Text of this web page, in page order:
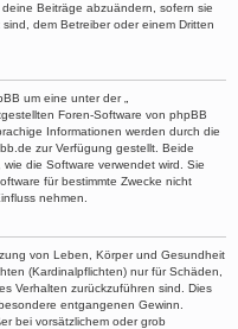
Beiträge abzuändern, sofern sie
dem Betreiber oder einem Dritten
um eine unter der „
Foren-Software von phpBB
Informationen werden durch die
zur Verfügung gestellt. Beide
die Software verwendet wird. Sie
für bestimmte Zwecke nicht
nehmen.
von Leben, Körper und Gesundheit
(Kardinalpflichten) nur für Schäden,
Verhalten zurückzuführen sind. Dies
entgangenen Gewinn.
bei vorsätzlichem oder grob